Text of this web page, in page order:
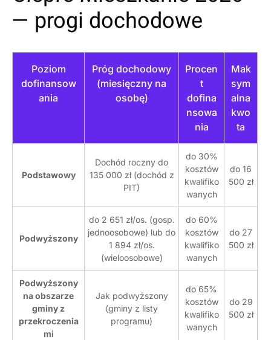
— progi dochodowe
Poziom
dofinansow
ania
Próg dochodowy
(miesięczny na
osobę)
Procen
t
dofina
nsowa
nia
Mak
sym
alna
kwo
ta
Podstawowy
Dochód roczny do
135 000 zł (dochód z
PIT)
do 30%
kosztów
kwalifiko
wanych
do 16
500 zł
Podwyższony
do 2 651 zł/os. (gosp.
jednoosobowe) lub do
1 894 zł/os.
(wieloosobowe)
do 60%
kosztów
kwalifiko
wanych
do 27
500 zł
Podwyższony
na obszarze
gminy z
przekroczenia
mi
Jak podwyższony
(gminy z listy
programu)
do 65%
kosztów
kwalifiko
wanych
do 29
500 zł